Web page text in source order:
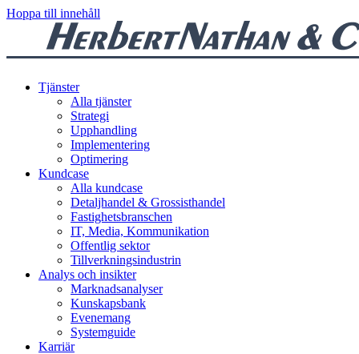
Hoppa till innehåll
Tjänster
Alla tjänster
Strategi
Upphandling
Implementering
Optimering
Kundcase
Alla kundcase
Detaljhandel & Grossisthandel
Fastighetsbranschen
IT, Media, Kommunikation
Offentlig sektor
Tillverkningsindustrin
Analys och insikter
Marknadsanalyser
Kunskapsbank
Evenemang
Systemguide
Karriär